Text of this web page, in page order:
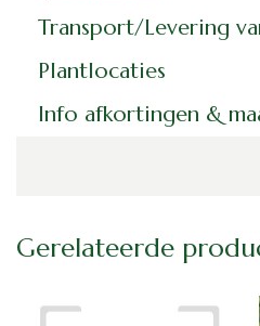
Transport/Levering
Plantlocaties
Info afkortingen &
Gerelateerde